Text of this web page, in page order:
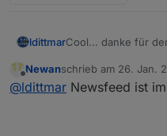
ldittmarCool... danke für
Wie wäre es wenn
Objekte machen
Heute zum
Offline
Newanschrieb am 26. Jan.
zuletzt editiert von
@ldittmar Newsfeed ist